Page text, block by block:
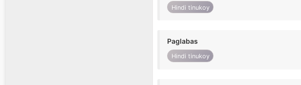
Hindi tinukoy
Paglabas
Hindi tinukoy